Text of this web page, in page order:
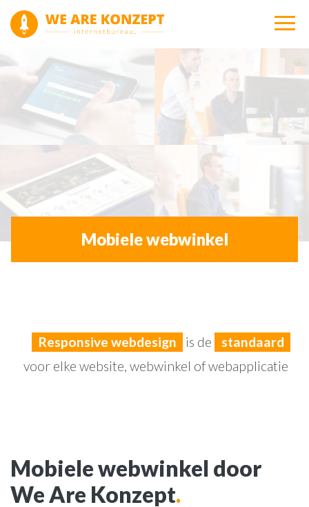
Mobiele webwinkel
Responsive webdesign is de
standaard
voor elke website, webwinkel of webapplicatie
Mobiele webwinkel door
We Are Konzept.